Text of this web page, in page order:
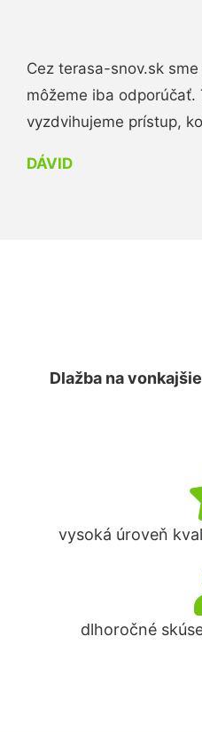
Cez terasa-snov.sk
môžeme iba odporúčať.
vyzdvihujeme prístup,
DÁVID
Dlažba na
vysoká úroveň
dlhoročné